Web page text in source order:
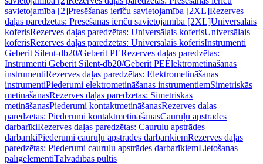
savietojamība [2]Presēšanas ierīču savietojamība [2XL]Rezerves
daļas paredzētas: Presēšanas ierīču savietojamība [2XL]Universālais
koferisRezerves daļas paredzētas: Universālais koferisUniversālais
koferisRezerves daļas paredzētas: Universālais koferisInstrumenti
Geberit Silent-db20/Geberit PERezerves daļas paredzētas:
Instrumenti Geberit Silent-db20/Geberit PEElektrometināšanas
instrumentiRezerves daļas paredzētas: Elektrometināšanas
instrumentiPiederumi elektrometināšanas instrumentiemSimetriskās
metināšanasRezerves daļas paredzētas: Simetriskās
metināšanasPiederumi kontaktmetināšanasRezerves daļas
paredzētas: Piederumi kontaktmetināšanasCauruļu apstrādes
darbarīkiRezerves daļas paredzētas: Cauruļu apstrādes
darbarīkiPiederumi cauruļu apstrādes darbarīkiemRezerves daļas
paredzētas: Piederumi cauruļu apstrādes darbarīkiemLietošanas
palīgelementiTālvadības pultis